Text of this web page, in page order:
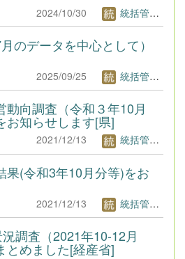
2024/10/30 統括管理者1
のデータを中心として）
2025/09/25 統括管理者1
動向調査（令和３年10月
お知らせします[県]
2021/12/13 統括管理者1
果(令和3年10月分等)をお
2021/12/13 統括管理者1
調査（2021年10-12月
とめました[経産省]